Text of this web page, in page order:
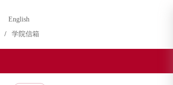
English
/ 学院信箱